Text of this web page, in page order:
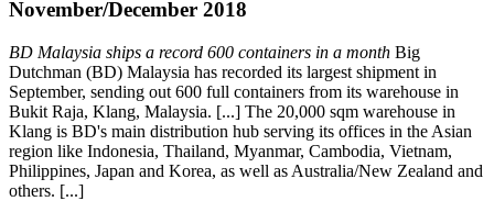
November/December 2018
BD Malaysia ships a record 600 containers in a month Big
Dutchman (BD) Malaysia has recorded its largest shipment in
September, sending out 600 full containers from its warehouse in
Bukit Raja, Klang, Malaysia. [...] The 20,000 sqm warehouse in
Klang is BD's main distribution hub serving its offices in the Asian
region like Indonesia, Thailand, Myanmar, Cambodia, Vietnam,
Philippines, Japan and Korea, as well as Australia/New Zealand and
others. [...]